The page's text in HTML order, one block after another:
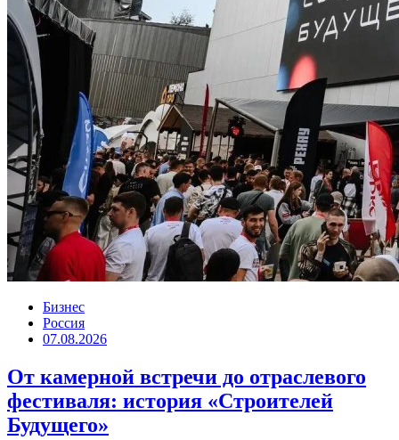
Бизнес
Россия
07.08.2026
От камерной встречи до отраслевого
фестиваля: история «Строителей
Будущего»